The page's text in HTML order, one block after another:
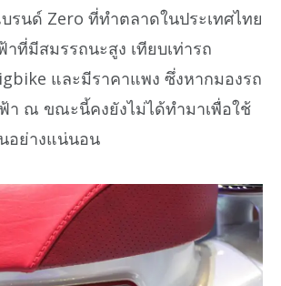
รนด์ Zero ที่ทำตลาดในประเทศไทย
ที่มีสมรรถนะสูง เทียบเท่ารถ
และมีราคาแพง ซึ่งหากมองรถ
า ณ ขณะนี้คงยังไม่ได้ทำมาเพื่อใช้
อย่างแน่นอน